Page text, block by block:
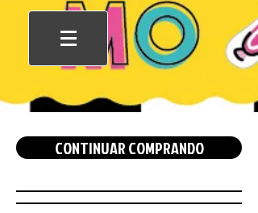
CONTINUAR COMPRANDO